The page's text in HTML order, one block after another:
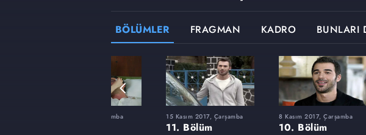
BÖLÜMLER FRAGMAN KADRO BUNLARI
6 Eylül 2017, Çarşamba 15 Kasım 2017, Çarşamba
11. Bölüm
8 Kasım 2017, Çarşamba
10. Bölüm